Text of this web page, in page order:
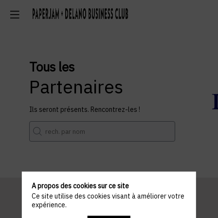
Tous les
Partenaires
Ils seront présents. Rencontrez-les !
A propos des cookies sur ce site
Ce site utilise des cookies visant à améliorer votre
expérience.